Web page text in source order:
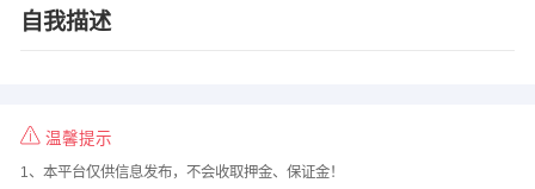
自我描述
温馨提示
1、本平台仅供信息发布，不会收取押金、保证金！